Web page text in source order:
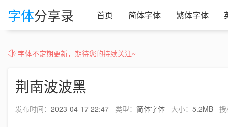
字体分享录 首页 简体字体 繁体字体
字体不定期更新，期待您的持续关注~
荆南波波黑
发布时间： 2023-04-17 22:47 类型： 简体字体 大小： 5.2MB 授